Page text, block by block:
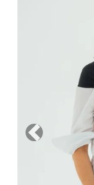
Previous